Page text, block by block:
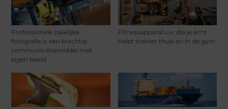
Professionele zakelijke
fotografie is een krachtig
communicatiemiddel met
eigen beeld
Fitnessapparatuur die je écht
helpt trainen thuis en in de gym